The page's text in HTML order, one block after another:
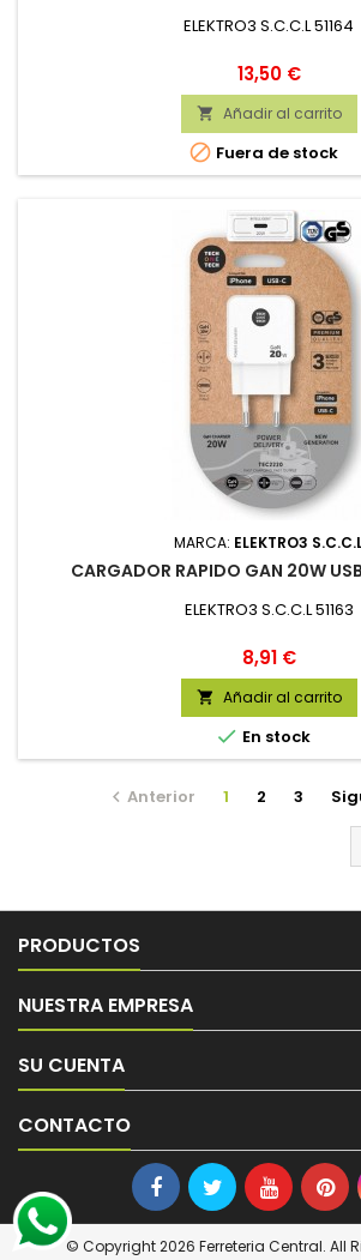
ELEKTRO3 S.C.C.L 51164
Precio
13,50 €
 Añadir al carrito
 Fuera de stock
MARCA: ELEKTRO3
CARGADOR RAPIDO GAN 20W
ELEKTRO3 S.C.C.L 51163
Precio
8,91 €
 Añadir al carrito
 En stock
 Anterior 1 2 3
PRODUCTOS
NUESTRA EMPRESA
SU CUENTA
CONTACTO
© Copyright 2026 Ferreteria Central. All